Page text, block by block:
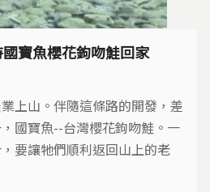
寶魚櫻花鉤吻鮭回家
上山。伴隨這條路的開發，差
國寶魚--台灣櫻花鉤吻鮭。一
要讓牠們順利返回山上的老